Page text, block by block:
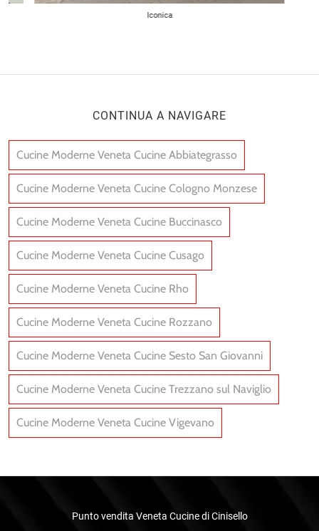
Iconica
CONTINUA A NAVIGARE
Cucine Moderne Veneta Cucine Abbiategrasso
Cucine Moderne Veneta Cucine Cologno Monzese
Cucine Moderne Veneta Cucine Buccinasco
Cucine Moderne Veneta Cucine Cusago
Cucine Moderne Veneta Cucine Rho
Cucine Moderne Veneta Cucine Rozzano
Cucine Moderne Veneta Cucine Sesto San Giovanni
Cucine Moderne Veneta Cucine Trezzano sul Naviglio
Cucine Moderne Veneta Cucine Vigevano
Punto vendita Veneta Cucine di Cinisello